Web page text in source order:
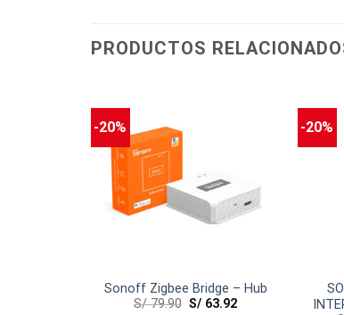
PRODUCTOS
-20%
Sonoff Zigbee Bridge – Hub
S/79.90 S/ 63.92
-20%